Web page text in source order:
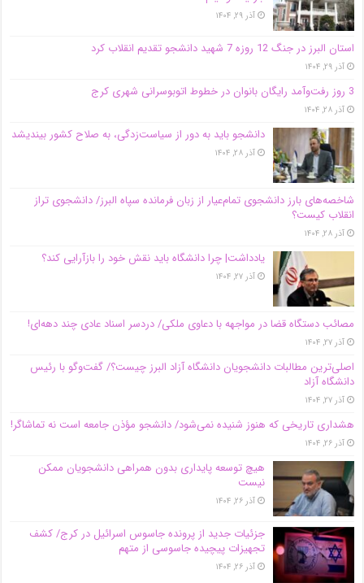
آذر ۲۹, ۱۴۰۴
استان البرز در جنگ 12 روزه 7 شهید دانشجو تقدیم انقلاب کرد
آذر ۲۹, ۱۴۰۴
3 روز رفت‌وآمد رایگان بانوان در خطوط اتوبوسرانی شهری کرج
آذر ۲۸, ۱۴۰۴
دانشجو باید به دور از سیاست‌زدگی، به صلاح کشور بیندیشد
آذر ۲۸, ۱۴۰۴
شاخصه‌های بارز دانشجوی تمام‌عیار از زبان فرمانده سپاه البرز/ دانشجوی تراز
انقلاب کیست؟
آذر ۲۸, ۱۴۰۴
یادداشت| چرا دانشگاه باید نقش خود را بازآرایی کند؟
آذر ۲۷, ۱۴۰۴
مصائب دستگاه قضا در مواجهه با دعاوی ملکی/ دردسر اسناد عادی چند‌ دهه‌ای!
آذر ۲۷, ۱۴۰۴
اصلی‌ترین مطالبات دانشجویان دانشگاه آزاد البرز چیست؟/ گفت‌وگو با رئیس
دانشگاه آز‌اد
آذر ۲۷, ۱۴۰۴
هشداری تاریخی که هنوز شنیده نمی‌شود/ دانشجو مؤذن جامعه است نه تماشاگر!
آذر ۲۶, ۱۴۰۴
هیچ توسعه پایداری بدون همراهی دانشجویان ممکن
نیست
آذر ۲۶, ۱۴۰۴
جزئیات جدید از پرونده جاسوس اسرائیل در کرج/‌ کشف
تجهیزات پیچیده جاسوسی از متهم
آذر ۲۶, ۱۴۰۴